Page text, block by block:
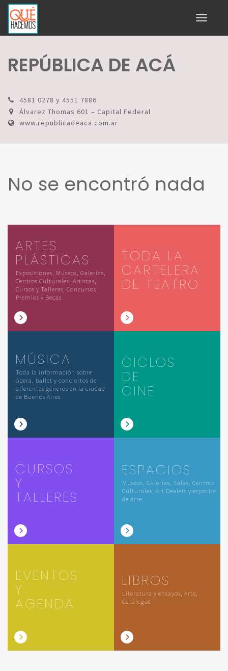
Toggle
REPÚBLICA DE ACÁ
4581 0278 y 4551 7886
Álvarez Thomas 601 – Capital Federal
www.republicadeaca.com.ar
No se encontró nada
ARTES
PLÁSTICAS
Exposiciones, Museos, Galerías,
Centros Culturales, Artistas,
Cursos y Talleres, Concursos,
Premios y Becas
TODA LA
CARTELERA
DE TEATRO
MÚSICA
Toda la información sobre
ópera, ballet y conciertos de
diferentes géneros en la ciudad
de Buenos Aires
CICLOS
DE
CINE
CURSOS
Y
TALLERES
ESPACIOS
Museos, Galerías, Salas, Centros
Culturales, Art Dealers y espacios
de arte
EVENTOS
Y
AGENDA
LIBROS
Literatura y ensayos, Arte,
Catálogos